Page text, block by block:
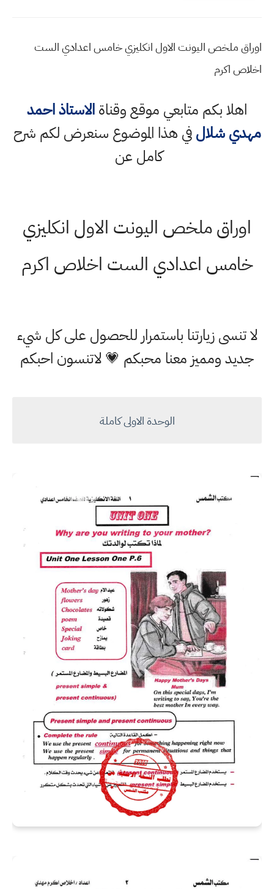
اوراق ملخص اليونت الاول انكليزي خامس اعدادي الست
اخلاص اكرم
اهلا بكم متابعي موقع وقناةالاستاذ احمد
مهدي شلالفي هذا الموضوع سنعرض لكم شرح
كامل عن
اوراق ملخص اليونت الاول انكليزي
خامس اعدادي الست اخلاص اكرم
لا تنسى زيارتنا باستمرار للحصول على كل شيء
جديد ومميز معنا محبكم 💗 لاتنسون احبكم
الوحدة الاولى كاملة